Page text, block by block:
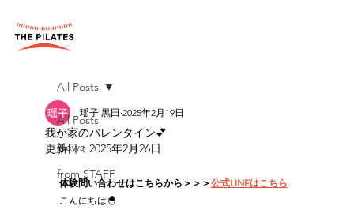
All Posts
News
from STAFF
All Posts
我が家のバレンタイン💕
瑶子 黒田 2025年2月19日
更新日： 2025年2月26日
体験問い合わせはこちらから＞＞＞公式LINEはこちら
こんにちは🐣